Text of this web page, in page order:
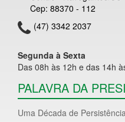
Cep: 88370 - 112
(47) 3342 2037
Segunda à Sexta
Das 08h às 12h e das 14h
PALAVRA DA
Uma Década de